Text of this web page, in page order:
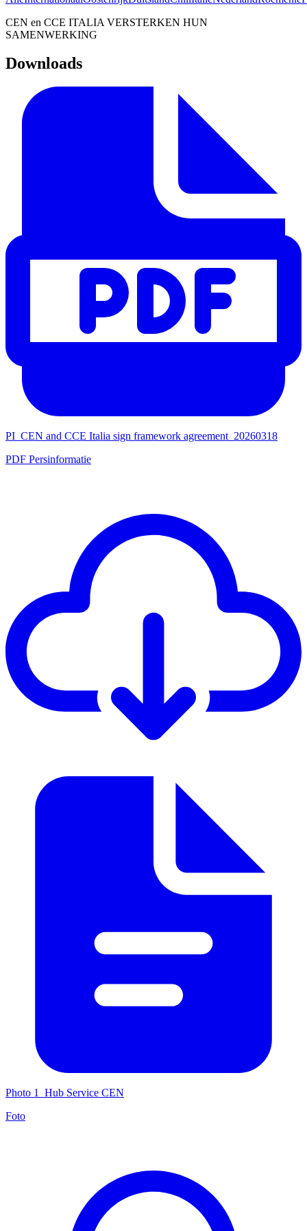
CEN en CCE ITALIA VERSTERKEN HUN
SAMENWERKING
Downloads
PI_CEN and CCE Italia sign framework agreement_20260318
PDF Persinformatie
Photo 1_Hub Service CEN
Foto